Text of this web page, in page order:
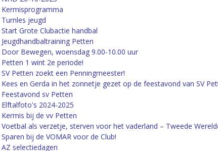
Kermisprogramma
Turnles jeugd
Start Grote Clubactie handbal
Jeugdhandbaltraining Petten
Door Bewegen, woensdag 9.00-10.00 uur
Petten 1 wint 2e periode!
SV Petten zoekt een Penningmeester!
Kees en Gerda in het zonnetje gezet op de feestavond van SV
Feestavond sv Petten
Elftalfoto's 2024-2025
Kermis bij de vv Petten
Voetbal als verzetje, sterven voor het vaderland – Tweede
Sparen bij de VOMAR voor de Club!
AZ selectiedagen